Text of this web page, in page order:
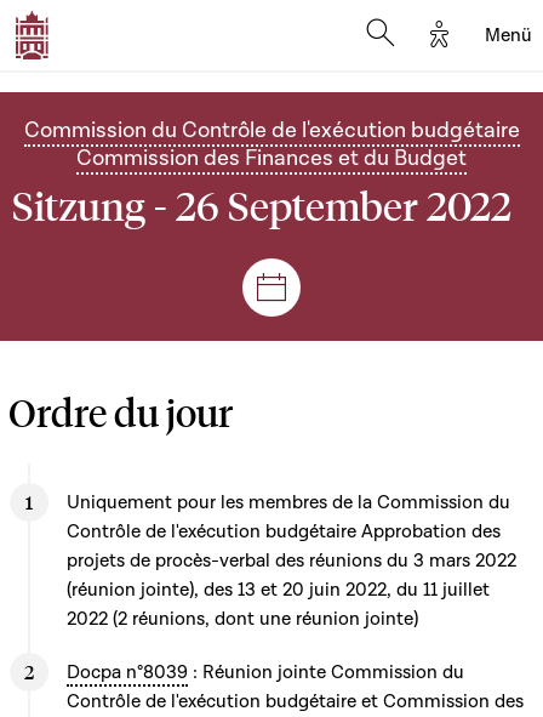
Options
Menü
Commission du Contrôle de l'exécution budgétaire
Commission des Finances et du Budget
Sitzung - 26 September 2022
Plenar- und
Ordre du jour
Uniquement pour les membres de la Commission du
Contrôle de l'exécution budgétaire Approbation des
projets de procès-verbal des réunions du 3 mars 2022
(réunion jointe), des 13 et 20 juin 2022, du 11 juillet
2022 (2 réunions, dont une réunion jointe)
Docpa n°8039 : Réunion jointe Commission du
Contrôle de l'exécution budgétaire et Commission des